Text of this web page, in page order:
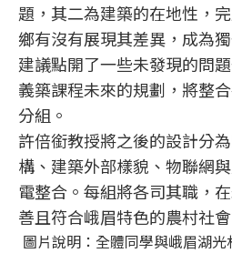
題，其二為建築的在地性，
鄉有沒有展現其差異，成為
建議點開了一些未發現的問
義築課程未來的規劃，將整
分組。
許倍銜教授將之後的設計分
構、建築外部樣貌、物聯網
電整合。每組將各司其職，
善且符合峨眉特色的農村社會
圖片說明：全體同學與峨眉湖